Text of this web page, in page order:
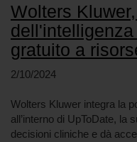
Wolters
gratuito a
2/10/2024
Wolters Kluwer integra la
all’interno di UpToDate, la
decisioni cliniche e dà